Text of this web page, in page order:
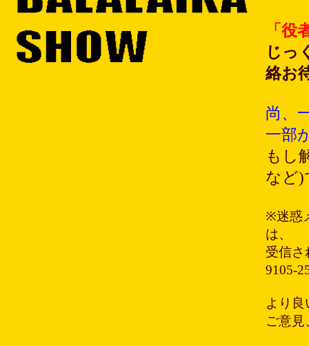
「
じっ
絡お
尚、
一部
もし
など)
※迷惑
は、
受信さ
9105-
より
ご意